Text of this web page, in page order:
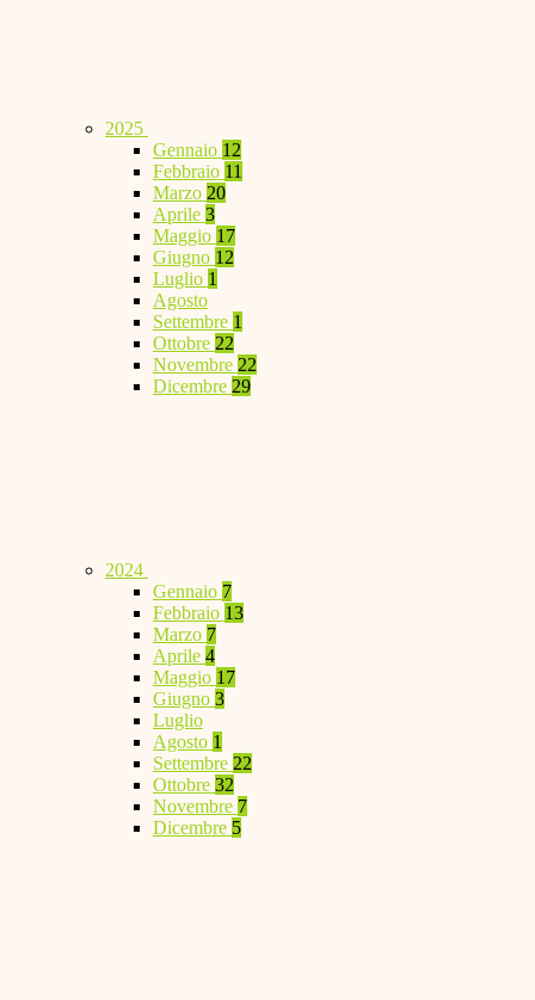
2025
Gennaio 12
Febbraio 11
Marzo 20
Aprile 3
Maggio 17
Giugno 12
Luglio 1
Agosto
Settembre 1
Ottobre 22
Novembre 22
Dicembre 29
2024
Gennaio 7
Febbraio 13
Marzo 7
Aprile 4
Maggio 17
Giugno 3
Luglio
Agosto 1
Settembre 22
Ottobre 32
Novembre 7
Dicembre 5